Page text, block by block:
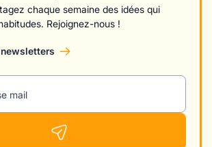
chaque semaine des idées qui
Rejoignez-nous !
mail